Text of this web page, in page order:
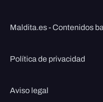
Maldita.es - Contenidos
Política de privacidad
Aviso legal